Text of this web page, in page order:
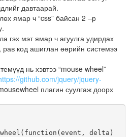
давтаарай.
ямар ч “css” байсан 2 –р
гэх мэт ямар ч агуулга удирдах
код ашиглан өөрийн системээ
нь хэвтээ “mouse wheel”
github.com/jquery/jquery-
плагин суулгаж доорх
delta)